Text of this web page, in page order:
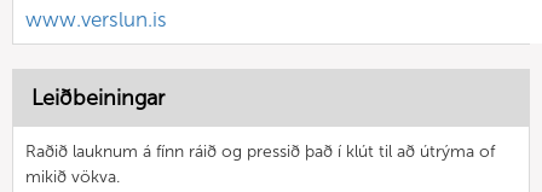
www.verslun.is
Leiðbeiningar
Raðið lauknum á fínn ráið og pressið það í klút til að útrýma of
mikið vökva.